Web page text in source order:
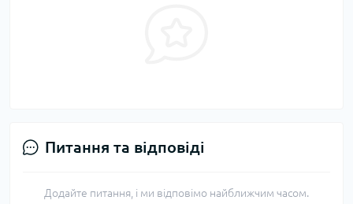
Питання та відповіді
Додайте питання, і ми відповімо найближчим часом.